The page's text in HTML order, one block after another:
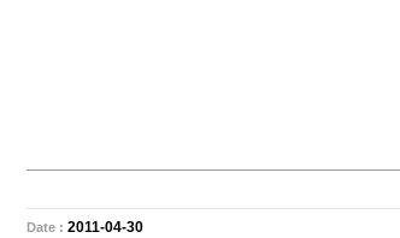
Date : 2011-04-30